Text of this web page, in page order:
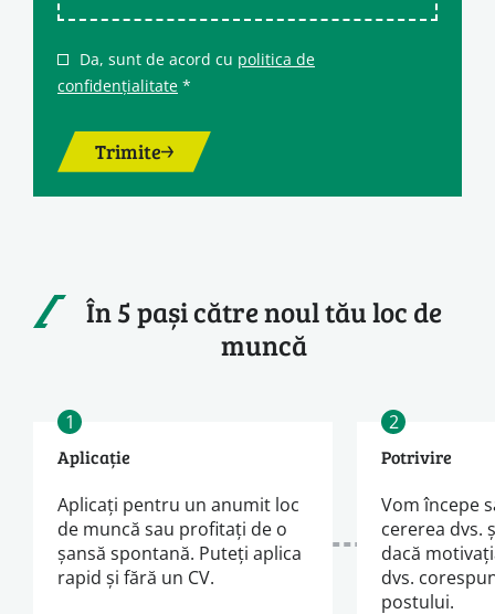
Da, sunt de acord cu politica de
confidențialitate *
Trimite
În 5 pași către noul tău loc de
muncă
1
Aplicație
Aplicați pentru un anumit loc
de muncă sau profitați de o
șansă spontană. Puteți aplica
rapid și fără un CV.
2
Potrivire
Vom începe
cererea dvs.
dacă
dvs.
postului.